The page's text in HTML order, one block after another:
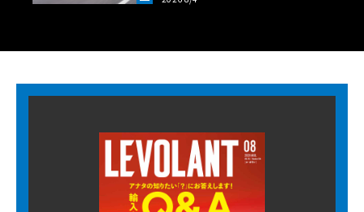
LANT LAB》